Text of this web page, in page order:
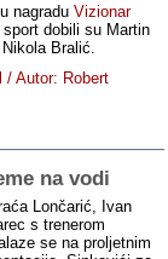
nagraduVizionar
dobili su Martin
Bralić.
/ Autor: Robert
na vodi
Lončarić, Ivan
s trenerom
se na proljetnim